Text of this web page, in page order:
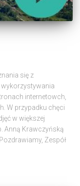
się z
internetowch,
W przypadku chęci
w większej
Anną Krawczyńską
Zespół